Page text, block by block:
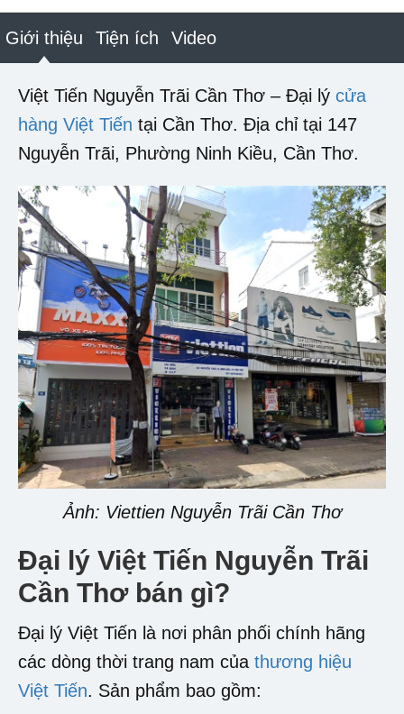
Giới thiệu Tiện ích Video
Việt Tiến Nguyễn Trãi Cần Thơ – Đại lý cửa
hàng Việt Tiến tại Cần Thơ. Địa chỉ tại 147
Nguyễn Trãi, Phường Ninh Kiều, Cần Thơ.
Ảnh: Viettien Nguyễn Trãi Cần Thơ
Đại lý Việt Tiến Nguyễn Trãi
Cần Thơ bán gì?
Đại lý Việt Tiến là nơi phân phối chính hãng
các dòng thời trang nam của thương hiệu
Việt Tiến. Sản phẩm bao gồm: